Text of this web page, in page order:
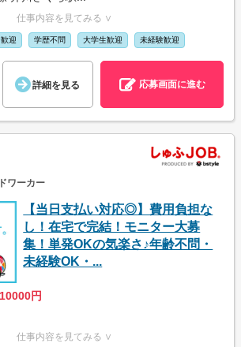
仕事内容を見てみる ∨
迎 学歴不問 大学生歓迎 未経験歓迎
詳細を見る 応募画面に進む
ワーカー
【当日支払い対応◎】費用負担な
し！在宅で完結！モニター大募
集！単発OKの気楽さ♪年齢不問・
未経験OK・...
円
仕事内容を見てみる ∨